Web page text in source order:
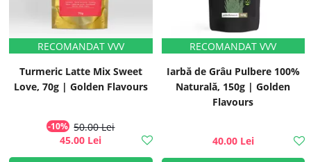
Turmeric Latte Mix Sweet
Love, 70g | Golden Flavours
-10% 50.00 Lei
45.00 Lei
Iarbă de Grâu Pulbere 100%
Naturală, 150g | Golden
Flavours
40.00 Lei